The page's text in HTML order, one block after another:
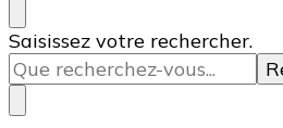
Vous
recherchiez
quelque
chose ?
Saisissez votre rechercher.